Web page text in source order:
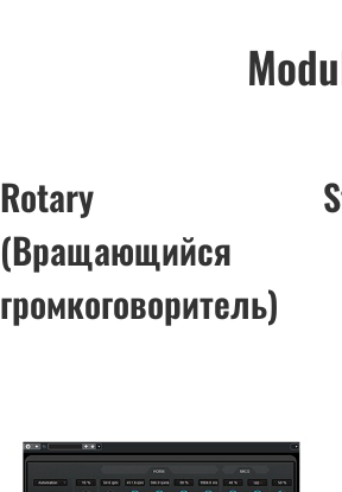
Rotary
(Вращающийся
громкоговоритель)